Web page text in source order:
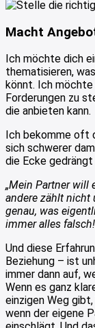
Macht
Ich möchte dich
thematisieren,
könnt. Ich
Forderungen zu
die anbieten kann.
Ich bekomme oft
sich schwerer
die Ecke
„Mein Partner will
andere zählt nicht
genau, was
immer alles
Und diese
Beziehung – ist
immer dann auf,
Wenn es ganz
einzigen Weg
wenn der eigene